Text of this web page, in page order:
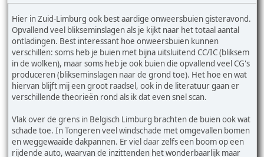
Hier in Zuid-Limburg ook best aardige onweersbuien gisteravond.
Opvallend veel blikseminslagen als je kijkt naar het totaal aantal
ontladingen. Best interessant hoe onweersbuien kunnen
verschillen: soms heb je buien met bijna uitsluitend CC/IC (bliksem
in de wolken), maar soms heb je ook buien die opvallend veel CG's
produceren (blikseminslagen naar de grond toe). Het hoe en wat
hiervan blijft mij een groot raadsel, ook in de literatuur gaan er
verschillende theorieën rond als ik dat even snel scan.
Vlak over de grens in Belgisch Limburg brachten de buien ook wat
schade toe. In Tongeren veel windschade met omgevallen bomen
en weggewaaide dakpannen. Er viel daar zelfs een boom op een
rijdende auto, waarvan de inzittenden het wonderbaarlijk maar